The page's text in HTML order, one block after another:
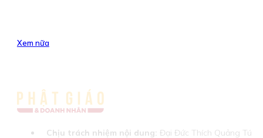
Xem nữa
Chịu trách nhiệm nội dung: Đại Đức Thích Quảng Tú